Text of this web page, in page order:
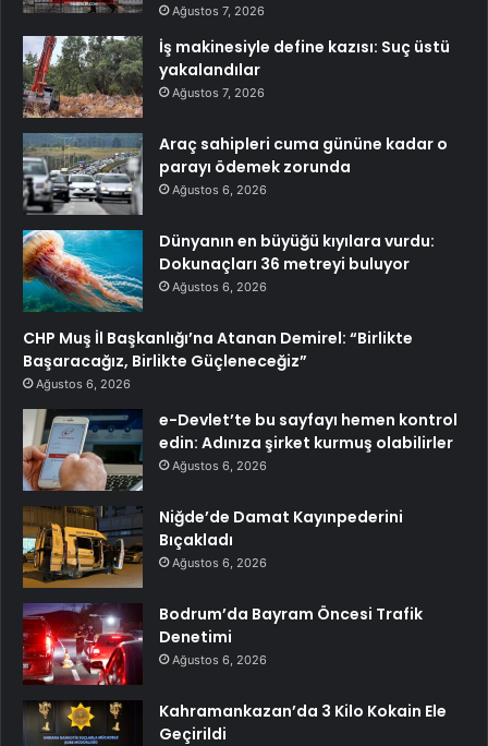
Ağustos 7, 2026
İş makinesiyle define kazısı: Suç üstü
yakalandılar
Ağustos 7, 2026
Araç sahipleri cuma gününe kadar o
parayı ödemek zorunda
Ağustos 6, 2026
Dünyanın en büyüğü kıyılara vurdu:
Dokunaçları 36 metreyi buluyor
Ağustos 6, 2026
CHP Muş İl Başkanlığı’na Atanan Demirel: “Birlikte
Başaracağız, Birlikte Güçleneceğiz”
Ağustos 6, 2026
e-Devlet’te bu sayfayı hemen kontrol
edin: Adınıza şirket kurmuş olabilirler
Ağustos 6, 2026
Niğde’de Damat Kayınpederini
Bıçakladı
Ağustos 6, 2026
Bodrum’da Bayram Öncesi Trafik
Denetimi
Ağustos 6, 2026
Kahramankazan’da 3 Kilo Kokain Ele
Geçirildi